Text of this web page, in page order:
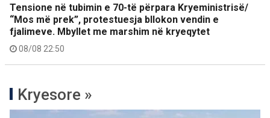
Tensione në tubimin e 70-të përpara Kryeministrisë/
“Mos më prek”, protestuesja bllokon vendin e
fjalimeve. Mbyllet me marshim në kryeqytet
08/08 22:50
Kryesore »